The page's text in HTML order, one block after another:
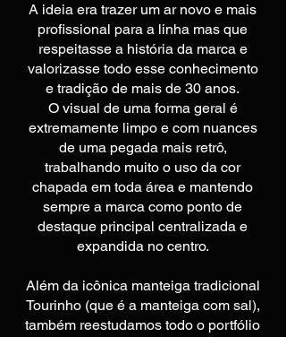
A ideia era trazer um ar novo e mais
profissional para a linha mas que
respeitasse a história da marca e
valorizasse todo esse conhecimento
e tradição de mais de 30 anos.
O visual de uma forma geral é
extremamente limpo e com nuances
de uma pegada mais retrô,
trabalhando muito o uso da cor
chapada em toda área e mantendo
sempre a marca como ponto de
destaque principal centralizada e
expandida no centro.
Além da icônica manteiga tradicional
Tourinho (que é a manteiga com sal),
também reestudamos todo o portfólio